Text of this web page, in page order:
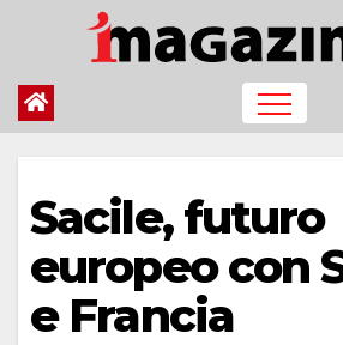
contenuto
Sacile, futuro
europeo con
e Francia